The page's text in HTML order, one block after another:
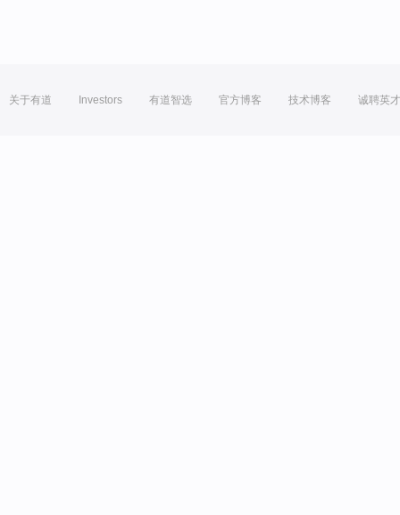
关于有道 Investors 有道智选 官方博客 技术博客 诚聘英才